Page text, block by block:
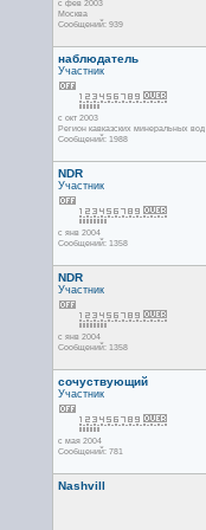
с фев 2003
Москва
Сообщений: 939
наблюдатель
Участник
с окт 2003
Регион кавказских минеральных вод
Сообщений: 1988
NDR
Участник
с янв 2004
Сообщений: 1358
NDR
Участник
с янв 2004
Сообщений: 1358
сочуствующий
Участник
с мая 2004
Сообщений: 781
Nashvill